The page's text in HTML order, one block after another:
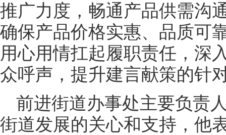
推广力度，畅通产品供需沟
确保产品价格实惠、品质可
用心用情扛起履职责任，深
众呼声，提升建言献策的针
前进街道办事处主要负责
街道发展的关心和支持，他